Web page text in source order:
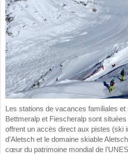
Les stations de vacances familiales
Bettmeralp et Fiescheralp sont
offrent un accès direct aux pistes (ski
d’Aletsch et le domaine skiable
cœur du patrimoine mondial de